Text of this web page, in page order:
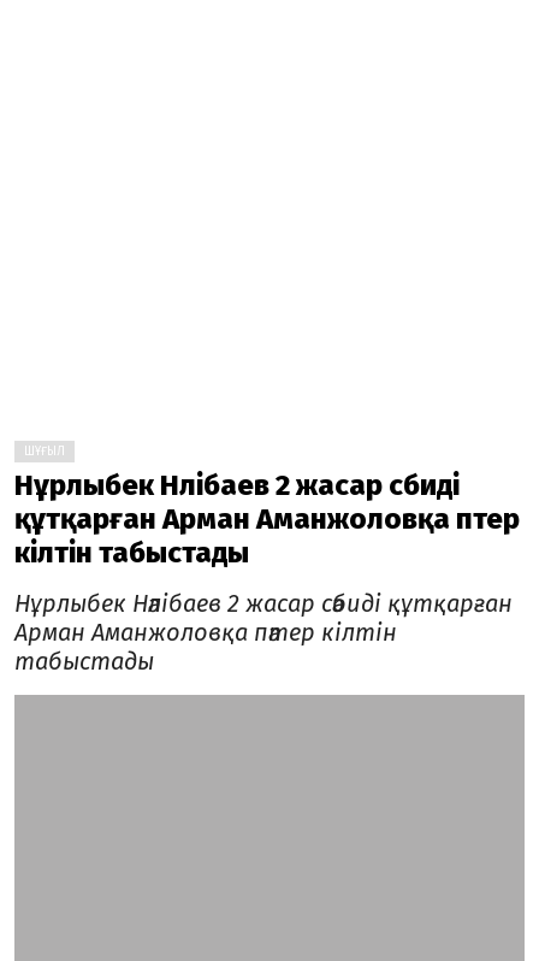
ШҰҒЫЛ
Нұрлыбек Нәлібаев 2 жасар сәбиді
құтқарған Арман Аманжоловқа пәтер
кілтін табыстады
Нұрлыбек Нәлібаев 2 жасар сәбиді құтқарған
Арман Аманжоловқа пәтер кілтін
табыстады